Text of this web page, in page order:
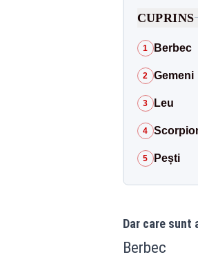
CUPRINS
1 Berbec
2 Gemeni
3 Leu
4
5 Pești
Dar care sunt
Berbec